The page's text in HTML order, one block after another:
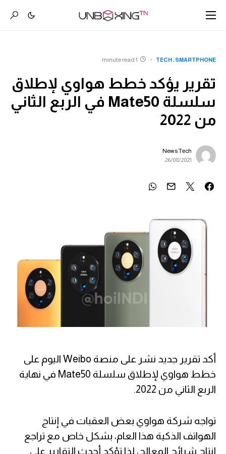
SMARTPHONE
TECH
1 minute read
تقرير يؤكد خطط هواوي لإطلاق
سلسلة Mate50 في الربع الثاني
من 2022
News Tech
26/08/2021
أكد تقرير جديد نشر على منصة Weibo اليوم على
خطط هواوي لإطلاق سلسلة Mate50 في نهاية
الربع الثاني من 2022.
تواجه شركة هواوي بعض العقبات في إنتاج
الهواتف الذكية هذا العام، بشكل خاص مع تراجع
إنتاج شرائح المعالج، لذا تؤكد أحدث التقارير على